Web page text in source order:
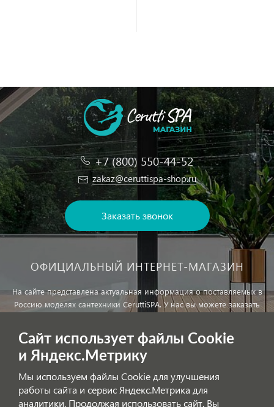
+7 (800) 550-44-52
zakaz@ceruttispa-shop.ru
Заказать звонок
ОФИЦИАЛЬНЫЙ ИНТЕРНЕТ-МАГАЗИН
На сайте представлена актуальная информация о поставляемых в
Россию моделях сантехники CeruttiSPA. У нас вы можете заказать
Внимание!Цены, указанные на сайте, не являются публичной
офертой!
Сайт использует файлы Cookie
и Яндекс.Метрику
Мы используем файлы Cookie для улучшения
работы сайта и сервис Яндекс.Метрика для
аналитики. Продолжая использовать сайт, Вы